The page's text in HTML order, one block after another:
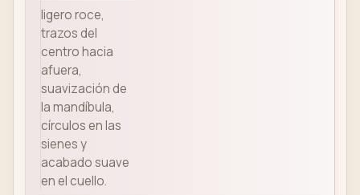
ligero roce,
trazos del
centro hacia
afuera,
suavización de
la mandíbula,
círculos en las
sienes y
acabado suave
en el cuello.